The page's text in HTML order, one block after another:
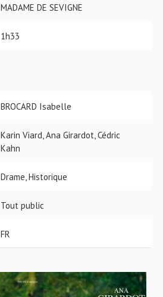
MADAME DE SEVIGNE
1h33
BROCARD Isabelle
Karin Viard, Ana Girardot, Cédric
Kahn
Drame, Historique
Tout public
FR